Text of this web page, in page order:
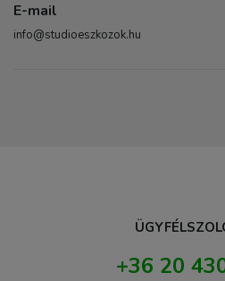
E-mail
info@studioeszkozok.hu
+36 20